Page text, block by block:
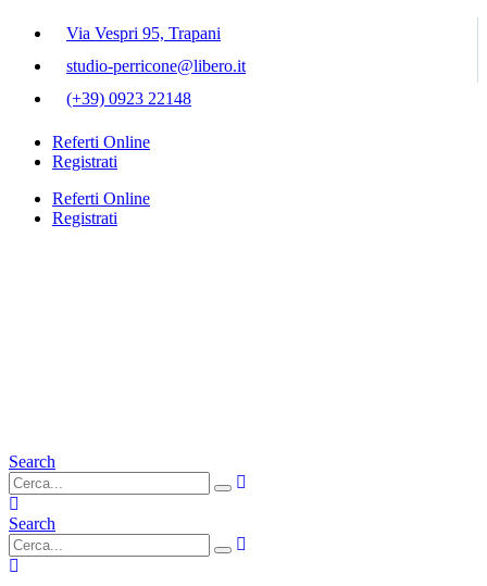
Via Vespri 95, Trapani
studio-perricone@libero.it
(+39) 0923 22148
Referti Online
Registrati
Referti Online
Registrati
Search
Search